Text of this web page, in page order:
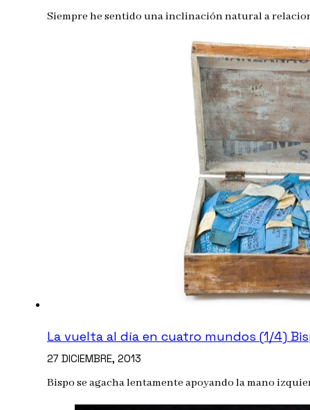
Siempre he sentido una inclinación natural a
La vuelta al día en cuatro mundos (1/4)
27 DICIEMBRE, 2013
Bispo se agacha lentamente apoyando la mano